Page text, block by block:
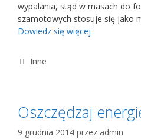
wypalania, stąd w masach do
szamotowych stosuje się jako
Dowiedz się więcej
Kategorie
Inne
Oszczędzaj
9 grudnia 2014 przez admin